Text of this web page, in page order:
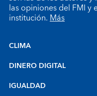
las opiniones del FMI y
institución.Más
CLIMA
DINERO DIGITAL
IGUALDAD